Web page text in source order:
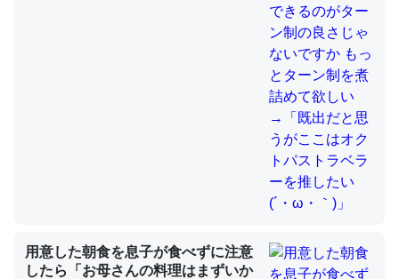
ウチもEchoを実家に置いて４年。でたまに覗いてる。ぼ
ちぼちRingも置こうかと画策中。あと、Googleマップで
位置情報を共有してる。電池残量や充電中かが分かるので
─たまにLINEするくらいだった遠方の父67歳と僕。ITツール導入で
コミュニケーションが劇的に変化した｜tayorini by LIFULL介護
用意した朝食を息子が食べずに注意
したら「お母さんの料理はまずいか